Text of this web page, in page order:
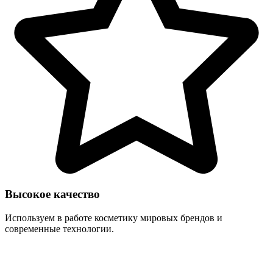
Высокое качество
Используем в работе косметику мировых брендов и
современные технологии.